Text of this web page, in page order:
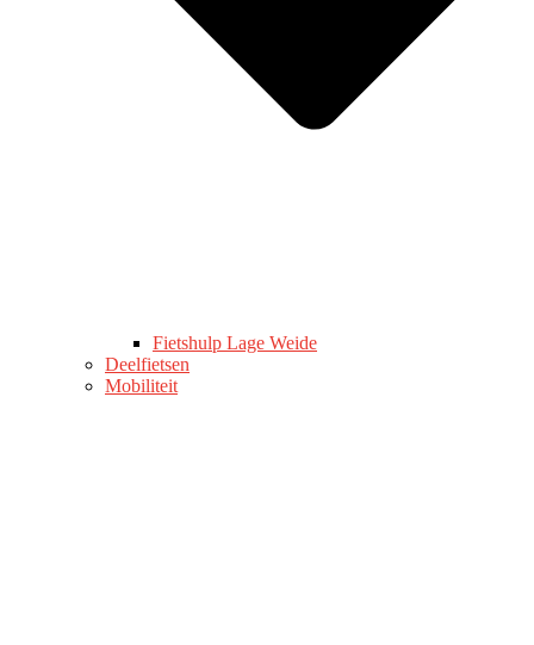
Fietshulp Lage Weide
Deelfietsen
Mobiliteit